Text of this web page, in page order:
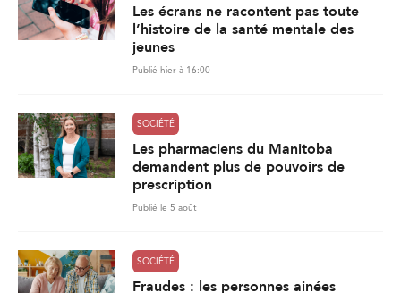
Les écrans ne racontent pas toute
l’histoire de la santé mentale des
jeunes
Publié hier à 16:00
SOCIÉTÉ
Les pharmaciens du Manitoba
demandent plus de pouvoirs de
prescription
Publié le 5 août
SOCIÉTÉ
Fraudes : les personnes ainées